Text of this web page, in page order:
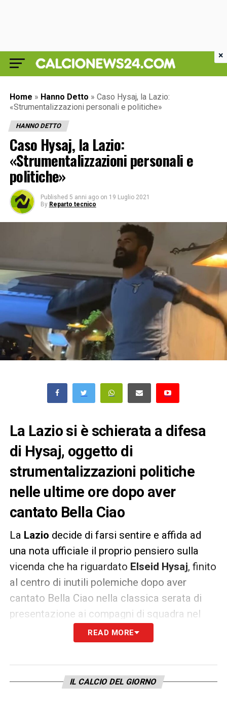
Home » Hanno Detto » Caso Hysaj, la Lazio:
«Strumentalizzazioni personali e politiche»
HANNO DETTO
Caso Hysaj, la Lazio:
«Strumentalizzazioni personali e
politiche»
Published 5 anni ago on 19 Luglio 2021
By Reparto tecnico
La Lazio si è schierata a difesa
di Hysaj, oggetto di
strumentalizzazioni politiche
nelle ultime ore dopo aver
cantato Bella Ciao
La Lazio decide di farsi sentire e affida ad
una nota ufficiale il proprio pensiero sulla
vicenda che ha riguardato Elseid Hysaj, finito
al centro di inutili polemiche dopo aver
cantato Bella Ciao nella classica serata di
presentazione ai compagni di squadra nel
personali e politiche che certamente in
READ MORE
IL CALCIO DEL GIORNO
×